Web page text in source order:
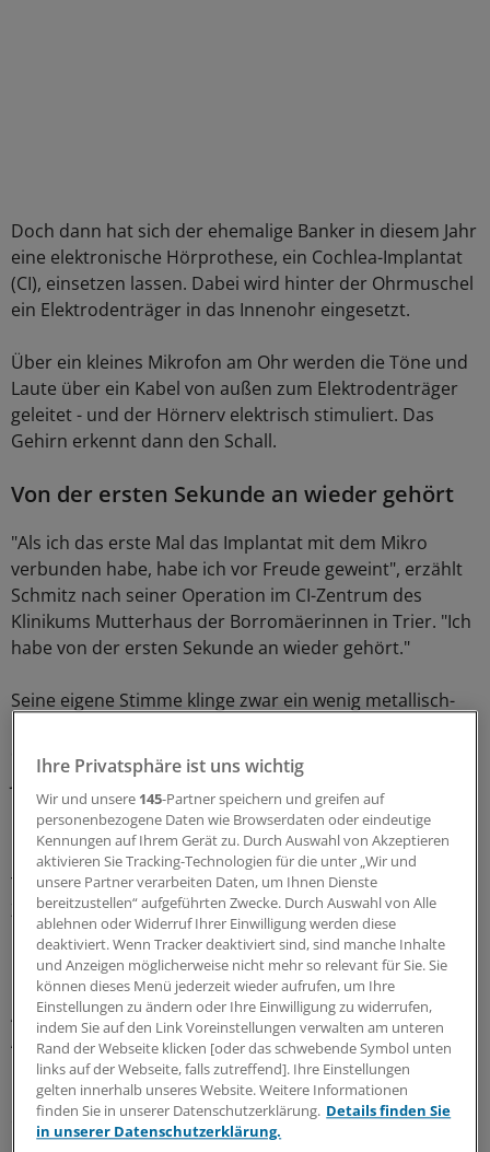
Doch dann hat sich der ehemalige Banker in diesem Jahr
eine elektronische Hörprothese, ein Cochlea-Implantat
(CI), einsetzen lassen. Dabei wird hinter der Ohrmuschel
ein Elektrodenträger in das Innenohr eingesetzt.
Über ein kleines Mikrofon am Ohr werden die Töne und
Laute über ein Kabel von außen zum Elektrodenträger
geleitet - und der Hörnerv elektrisch stimuliert. Das
Gehirn erkennt dann den Schall.
Von der ersten Sekunde an wieder gehört
"Als ich das erste Mal das Implantat mit dem Mikro
verbunden habe, habe ich vor Freude geweint", erzählt
Schmitz nach seiner Operation im CI-Zentrum des
Klinikums Mutterhaus der Borromäerinnen in Trier. "Ich
habe von der ersten Sekunde an wieder gehört."
Seine eigene Stimme klinge zwar ein wenig metallisch-
das ist nicht wichtig. Hauptsache ich höre", sagt der 66-
Jährige.
Für hochgradig Schwerhörige, Gehörlose oder Ertaubte
könne ein Hörimplantat eine Rettung sein, sagt Oberarzt
Titus Kaldenbach, der am Klinikum Mutterhaus das CI-
Zentrum leitet.
Unter der Voraussetzung: Der Hörnerv ist vorhanden.
"Bei 98 Prozent ist das der Fall", sagt der gebürtige
Aachener, der das Zentrum 2006 gegründet hat.
Allerdings müssen die Patienten mit dem Hörimplantat
häufig erst wieder hören lernen. "Vor allem, wenn sie
lange nicht gehört haben, müssen sie sich erst wieder
erinnern."
Ihre Privatsphäre ist uns wichtig
Wir und unsere 145-Partner speichern und greifen auf
personenbezogene Daten wie Browserdaten oder eindeutige
Kennungen auf Ihrem Gerät zu. Durch Auswahl von Akzeptieren
aktivieren Sie Tracking-Technologien für die unter „Wir und
unsere Partner verarbeiten Daten, um Ihnen Dienste
bereitzustellen“ aufgeführten Zwecke. Durch Auswahl von Alle
ablehnen oder Widerruf Ihrer Einwilligung werden diese
deaktiviert. Wenn Tracker deaktiviert sind, sind manche Inhalte
und Anzeigen möglicherweise nicht mehr so relevant für Sie. Sie
können dieses Menü jederzeit wieder aufrufen, um Ihre
Einstellungen zu ändern oder Ihre Einwilligung zu widerrufen,
indem Sie auf den Link Voreinstellungen verwalten am unteren
Rand der Webseite klicken [oder das schwebende Symbol unten
links auf der Webseite, falls zutreffend]. Ihre Einstellungen
gelten innerhalb unseres Website. Weitere Informationen
finden Sie in unserer Datenschutzerklärung. Details finden Sie
in unserer Datenschutzerklärung.